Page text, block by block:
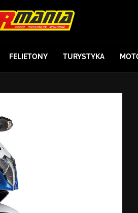
FELIETONY TURYSTYKA